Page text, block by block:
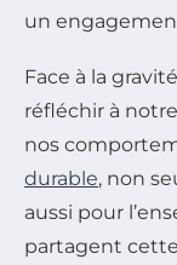
un
Face à la
réfléchir à
nos
durable, non
aussi pour
partagent